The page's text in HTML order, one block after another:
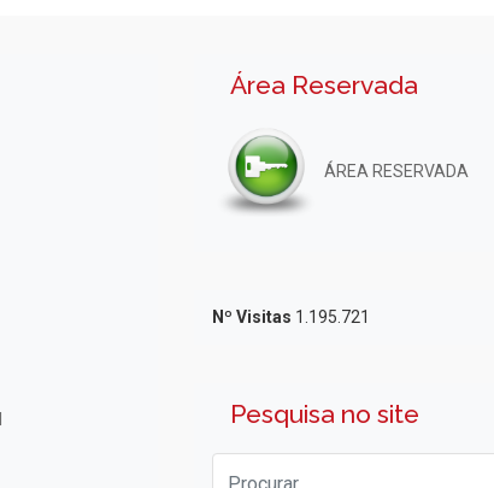
Área Reservada
ÁREA RESERVADA
Nº Visitas 1.195.721
Pesquisa no site